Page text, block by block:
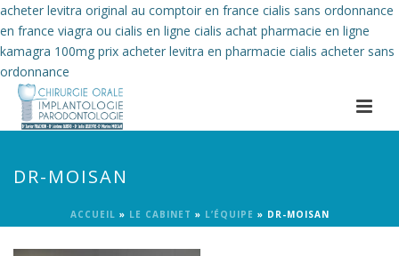
acheter levitra original au comptoir en france cialis sans ordonnance
en france viagra ou cialis en ligne cialis achat pharmacie en ligne
kamagra 100mg prix acheter levitra en pharmacie cialis acheter sans
ordonnance
DR-MOISAN
ACCUEIL » LE CABINET » L’ÉQUIPE » DR-MOISAN